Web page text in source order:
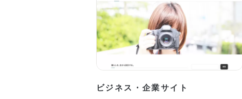
ビジネス・企業サイト